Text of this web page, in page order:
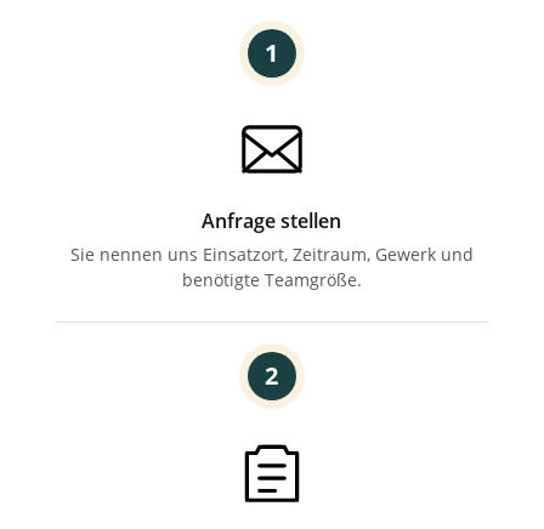
1
Anfrage stellen
Sie nennen uns Einsatzort,Zeitraum, Gewerk und
benötigte Teamgröße.
2